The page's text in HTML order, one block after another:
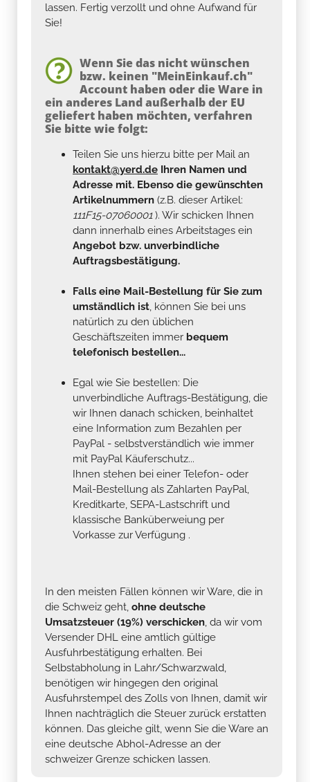
lassen. Fertig verzollt und ohne Aufwand für
Sie!
Wenn Sie das nicht wünschen
bzw. keinen "MeinEinkauf.ch"
Account haben oder die Ware in
ein anderes Land außerhalb der EU
geliefert haben möchten, verfahren
Sie bitte wie folgt:
Teilen Sie uns hierzu bitte per Mail an
kontakt@yerd.de Ihren Namen und
Adresse mit. Ebenso die gewünschten
Artikelnummern (z.B. dieser Artikel:
111F15-07060001). Wir schicken Ihnen
dann innerhalb eines Arbeitstages ein
Angebot bzw. unverbindliche
Auftragsbestätigung.
Falls eine Mail-Bestellung für Sie zum
umständlich ist, können Sie bei uns
natürlich zu den üblichen
Geschäftszeiten immer bequem
telefonisch bestellen...
Egal wie Sie bestellen: Die
unverbindliche Auftrags-Bestätigung, die
wir Ihnen danach schicken, beinhaltet
eine Information zum Bezahlen per
PayPal - selbstverständlich wie immer
mit PayPal Käuferschutz...
Ihnen stehen bei einer Telefon- oder
Mail-Bestellung als Zahlarten PayPal,
Kreditkarte, SEPA-Lastschrift und
klassische Banküberweiung per
Vorkasse zur Verfügung .
In den meisten Fällen können wir Ware, die in
die Schweiz geht, ohne deutsche
Umsatzsteuer (19%) verschicken, da wir vom
Versender DHL eine amtlich gültige
Ausfuhrbestätigung erhalten. Bei
Selbstabholung in Lahr/Schwarzwald,
benötigen wir hingegen den original
Ausfuhrstempel des Zolls von Ihnen, damit wir
Ihnen nachträglich die Steuer zurück erstatten
können. Das gleiche gilt, wenn Sie die Ware an
eine deutsche Abhol-Adresse an der
schweizer Grenze schicken lassen.